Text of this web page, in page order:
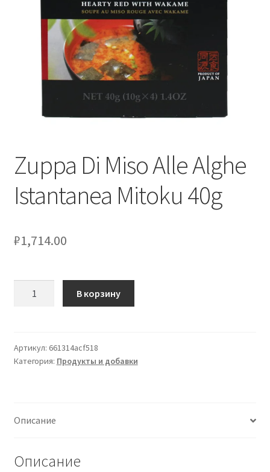
Оставить отзыв
Оформление заказа
Сотрудничество
Zuppa Di Miso Alle Alghe
Istantanea Mitoku 40g
₽1,714.00
Miso
Alle
40g
В корзину
Артикул: 661314acf518
Категория: Продукты и добавки
Описание
Описание